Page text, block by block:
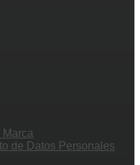
de Datos Personales